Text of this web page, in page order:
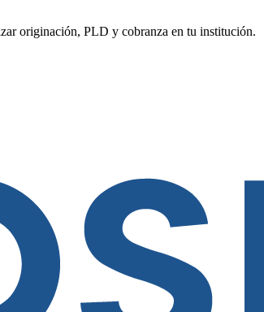
originación, PLD y cobranza en tu institución.